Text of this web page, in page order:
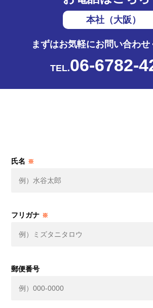
本社（大阪）
まずはお気軽にお問い合わせ
TEL.06-6782-
氏名 ※
フリガナ ※
郵便番号